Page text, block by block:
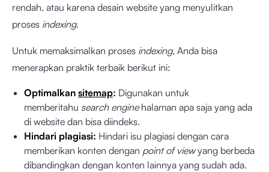
rendah, atau karena desain website yang menyulitkan
proses indexing.
Untuk memaksimalkan proses indexing, Anda bisa
menerapkan praktik terbaik berikut ini:
Optimalkan sitemap: Digunakan untuk
memberitahu search engine halaman apa saja yang ada
di website dan bisa diindeks.
Hindari plagiasi: Hindari isu plagiasi dengan cara
memberikan konten dengan point of viewyang berbeda
dibandingkan dengan konten lainnya yang sudah ada.